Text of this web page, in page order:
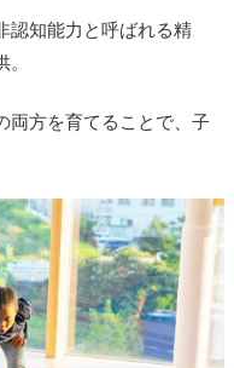
認知能力と呼ばれる精
両方を育てることで、子